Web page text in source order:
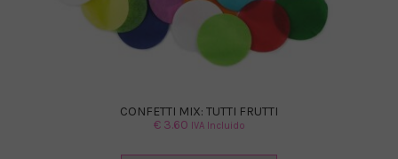
CONFETTI MIX: TUTTI FRUTTI
€3.60 IVA Incluido